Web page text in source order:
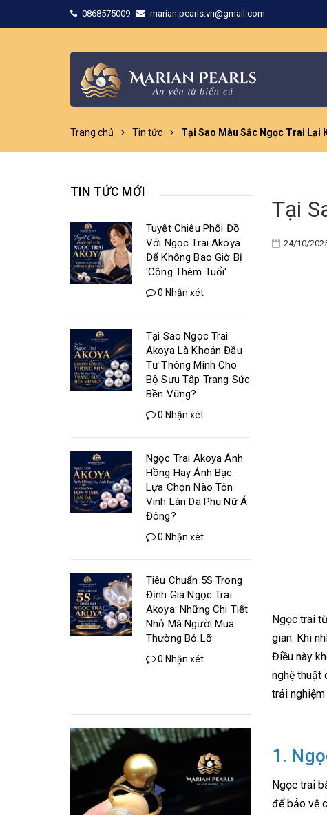
0868575009 marian.pearls.vn@gmail.com
Trang chủ Tin tức Tại Sao Màu Sắc Ngọc Trai Lại
Tại
24/10/
Ngọc trai
gian. Khi
Điều này
nghệ thuật
trải
1.
Ngọc trai
để bảo vệ
TIN TỨC MỚI
Tuyệt Chiêu Phối Đồ
Với Ngọc Trai Akoya
Để Không Bao Giờ Bị
'Cộng Thêm Tuổi'
0 Nhận xét
Tại Sao Ngọc Trai
Akoya Là Khoản Đầu
Tư Thông Minh Cho
Bộ Sưu Tập Trang Sức
Bền Vững?
0 Nhận xét
Ngọc Trai Akoya Ánh
Hồng Hay Ánh Bạc:
Lựa Chọn Nào Tôn
Vinh Làn Da Phụ Nữ Á
Đông?
0 Nhận xét
Tiêu Chuẩn 5S Trong
Định Giá Ngọc Trai
Akoya: Những Chi Tiết
Nhỏ Mà Người Mua
Thường Bỏ Lỡ
0 Nhận xét